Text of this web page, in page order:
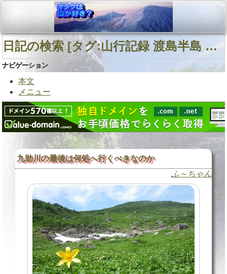
日記の検索 [タグ:山行記録 渡島半島 東狩場山 千走川] 01～01(01件中)
ナビゲーション
本文
メニュー
九助川の最後は何処へ行くべきなのか
ふ～ちゃん